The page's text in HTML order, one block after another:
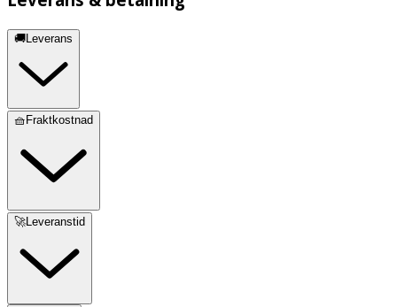
🚚Leverans
🧺Fraktkostnad
🚀Leveranstid